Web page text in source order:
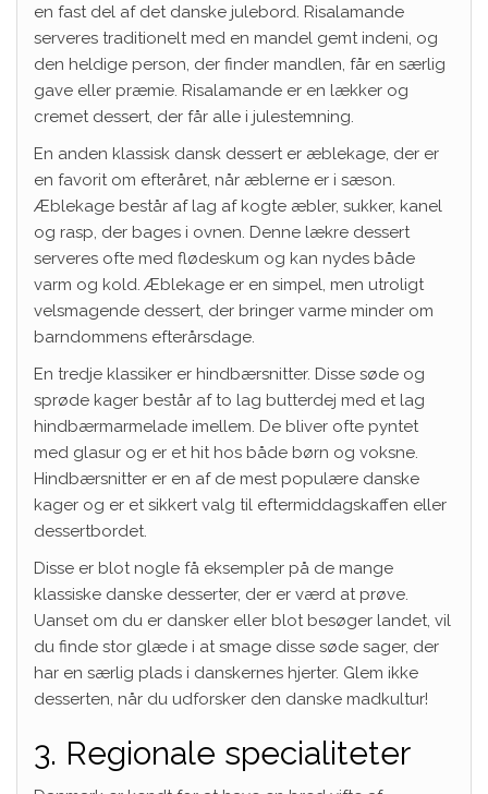
en fast del af det danske julebord. Risalamande
serveres traditionelt med en mandel gemt indeni, og
den heldige person, der finder mandlen, får en særlig
gave eller præmie. Risalamande er en lækker og
cremet dessert, der får alle i julestemning.
En anden klassisk dansk dessert er æblekage, der er
en favorit om efteråret, når æblerne er i sæson.
Æblekage består af lag af kogte æbler, sukker, kanel
og rasp, der bages i ovnen. Denne lækre dessert
serveres ofte med flødeskum og kan nydes både
varm og kold. Æblekage er en simpel, men utroligt
velsmagende dessert, der bringer varme minder om
barndommens efterårsdage.
En tredje klassiker er hindbærsnitter. Disse søde og
sprøde kager består af to lag butterdej med et lag
hindbærmarmelade imellem. De bliver ofte pyntet
med glasur og er et hit hos både børn og voksne.
Hindbærsnitter er en af de mest populære danske
kager og er et sikkert valg til eftermiddagskaffen eller
dessertbordet.
Disse er blot nogle få eksempler på de mange
klassiske danske desserter, der er værd at prøve.
Uanset om du er dansker eller blot besøger landet, vil
du finde stor glæde i at smage disse søde sager, der
har en særlig plads i danskernes hjerter. Glem ikke
desserten, når du udforsker den danske madkultur!
3. Regionale specialiteter